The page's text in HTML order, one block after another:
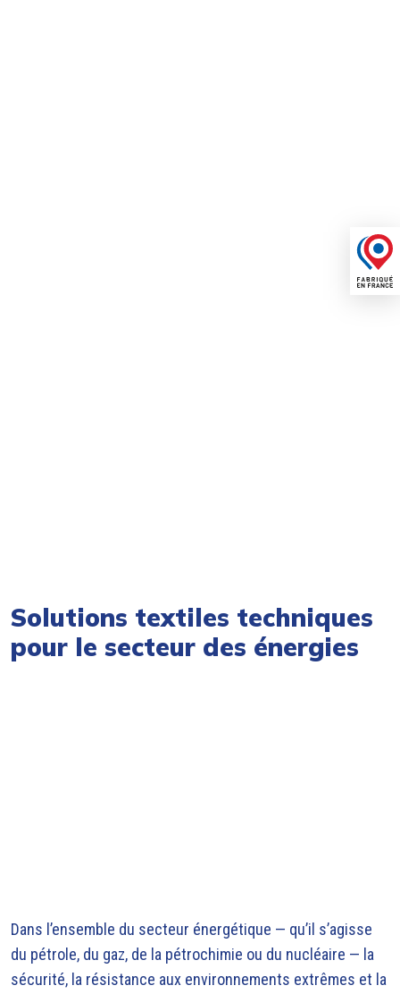
Solutions textiles techniques
pour le secteur des énergies
Dans l’ensemble du secteur énergétique — qu’il s’agisse
du pétrole, du gaz, de la pétrochimie ou du nucléaire — la
sécurité, la résistance aux environnements extrêmes et la